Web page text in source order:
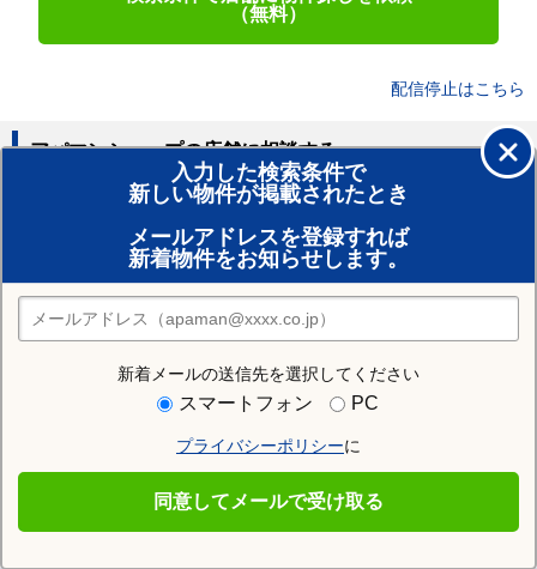
（無料）
配信停止はこちら
入力した検索条件で
新しい物件が掲載されたとき
メールアドレスを登録すれば
新着物件をお知らせします。
新着メールの送信先を選択してください
スマートフォン PC
プライバシーポリシーに
同意してメールで受け取る
アパマンショップの店舗に相談する
賃貸のプロがお部屋探し！
おまかせ物件リクエスト
住みたい街の店舗を探す
店舗検索
住む街研究所で小樽市の情報を見る
小樽市の施設一覧